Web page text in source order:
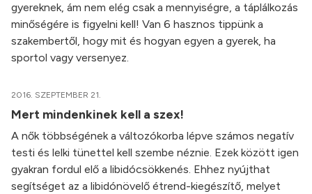
gyereknek, ám nem elég csak a mennyiségre, a táplálkozás
minőségére is figyelni kell! Van 6 hasznos tippünk a
szakembertől, hogy mit és hogyan egyen a gyerek, ha
sportol vagy versenyez.
2016. SZEPTEMBER 21.
Mert mindenkinek kell a szex!
A nők többségének a változókorba lépve számos negatív
testi és lelki tünettel kell szembe néznie. Ezek között igen
gyakran fordul elő a libidócsökkenés. Ehhez nyújthat
segítséget az a libidónövelő étrend-kiegészítő, melyet